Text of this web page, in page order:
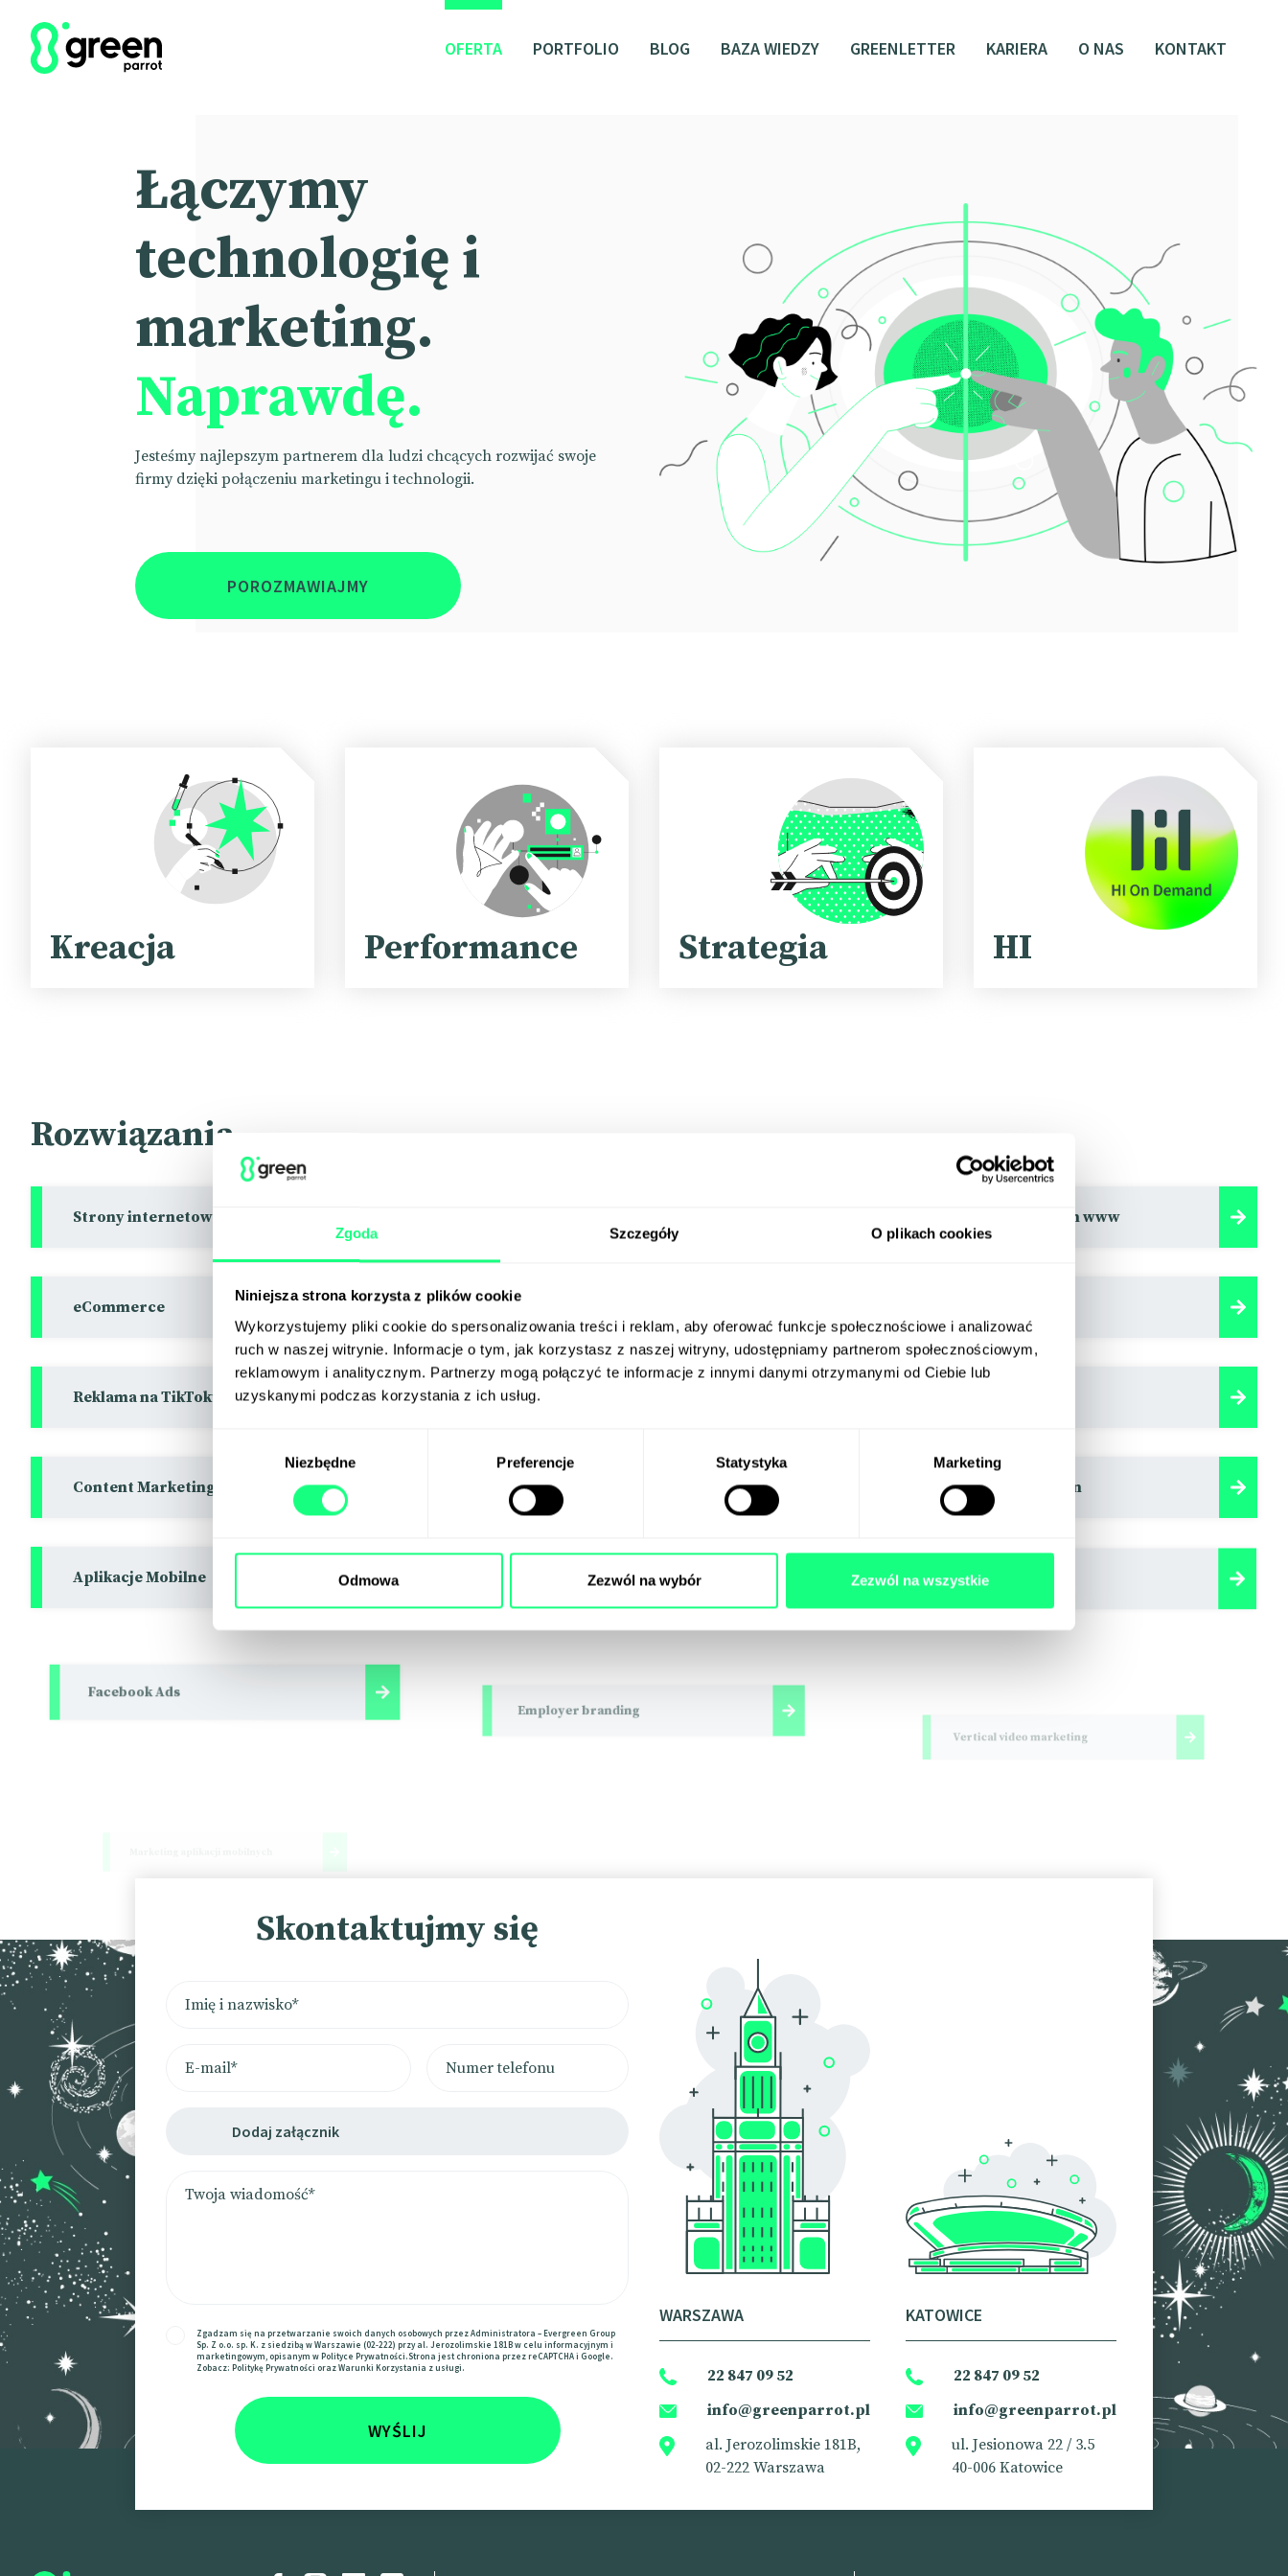
Zgoda Szczegóły O plikach cookies
Niniejsza strona korzysta z plików cookie
Wykorzystujemy pliki cookie do spersonalizowania treści i reklam, aby oferować funkcje społecznościowe i analizować
ruch w naszej witrynie. Informacje o tym, jak korzystasz z naszej witryny, udostępniamy partnerom społecznościowym,
reklamowym i analitycznym. Partnerzy mogą połączyć te informacje z innymi danymi otrzymanymi od Ciebie lub
uzyskanymi podczas korzystania z ich usług.
Niezbędne Preferencje Statystyka Marketing
Odmowa Zezwól na wybór Zezwól na wszystkie
OFERTA PORTFOLIO BLOG BAZA WIEDZY GREENLETTER KARIERA O NAS KONTAKT
Łączymy
technologię i
marketing.
Naprawdę.
Jesteśmy najlepszym partnerem dla ludzi chcących rozwijać swoje
firmy dzięki połączeniu marketingu i technologii.
POROZMAWIAJMY
Kreacja Performance Strategia HI
Rozwiązania
Strony internetowe Pozycjonowanie stron www
eCommerce Software Development
Reklama na TikToku Social Media
Content Marketing Cyfrowe Zarządzanie Jakością Marketing Automation
Aplikacje Mobilne Influencer marketing Kampania GoogleAds
Skontaktujmy się
Dodaj załącznik
Zgadzam się na przetwarzanie swoich danych osobowych przez Administratora – Evergreen Group
Sp. Z o.o. sp. K. z siedzibą w Warszawie (02-222) przy al. Jerozolimskie 181B w celu informacyjnym i
marketingowym, opisanym wPolityce Prywatności.Strona jest chroniona przez reCAPTCHA i Google.
Zobacz:Politykę Prywatności orazWarunki Korzystania z usługi.
WYŚLIJ
WARSZAWA
22 847 09 52
info@greenparrot.pl
al. Jerozolimskie 181B,
02-222 Warszawa
KATOWICE
22 847 09 52
info@greenparrot.pl
ul. Jesionowa 22 / 3.5
40-006 Katowice